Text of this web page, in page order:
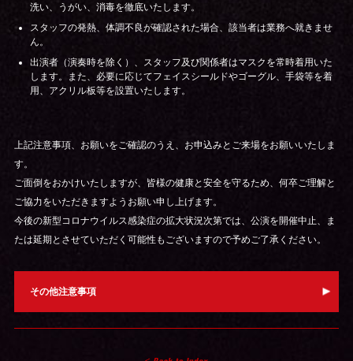
洗い、うがい、消毒を徹底いたします。
スタッフの発熱、体調不良が確認された場合、該当者は業務へ就きませ
ん。
出演者（演奏時を除く）、スタッフ及び関係者はマスクを常時着用いた
します。また、必要に応じてフェイスシールドやゴーグル、手袋等を着
用、アクリル板等を設置いたします。
上記注意事項、お願いをご確認のうえ、お申込みとご来場をお願いいたしま
す。
ご面倒をおかけいたしますが、皆様の健康と安全を守るため、何卒ご理解と
ご協力をいただきますようお願い申し上げます。
今後の新型コロナウイルス感染症の拡大状況次第では、公演を開催中止、ま
たは延期とさせていただく可能性もございますので予めご了承ください。
その他注意事項